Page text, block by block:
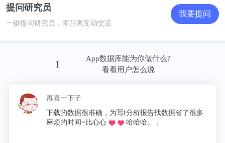
天时地利人和缺一不可，Clubhouse的爆火说到底还
譬如，由于参与人数过多，衍生出来的“抢麦”问题
和“翻译”问题。另外，2月22日，Clubhouse发言人
Reema Bahnasy表示，本周末，一位身份不明的用户
提问研究员
一键提问研究员，零距离互动交流
我要提问
1
App数据库能为你做什么?
看看用户怎么说
再喜一下子
下载的数据很准确，为写f分析报告找数据省了很多
麻烦的时间~比心心
哈哈哈。，